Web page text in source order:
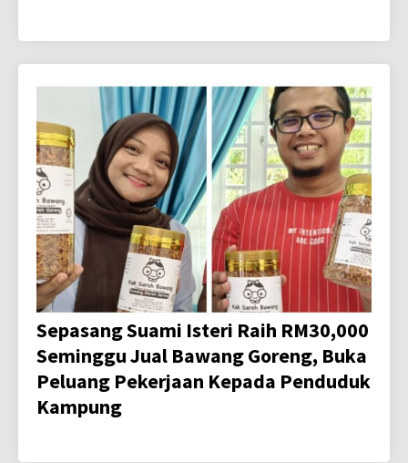
Sepasang Suami Isteri Raih RM30,000
Seminggu Jual Bawang Goreng, Buka
Peluang Pekerjaan Kepada Penduduk
Kampung